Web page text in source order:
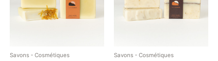
Savons - Cosmétiques Savons - Cosmétiques